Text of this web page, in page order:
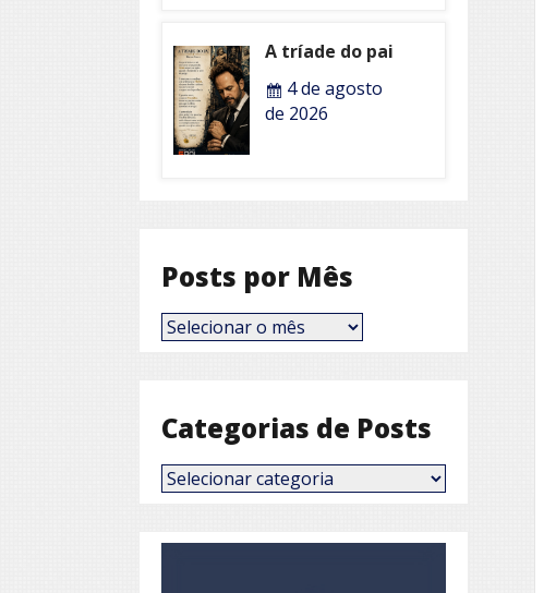
A tríade do pai
4 de agosto
de 2026
Posts por Mês
Posts
por
Categorias de Posts
Categorias
de